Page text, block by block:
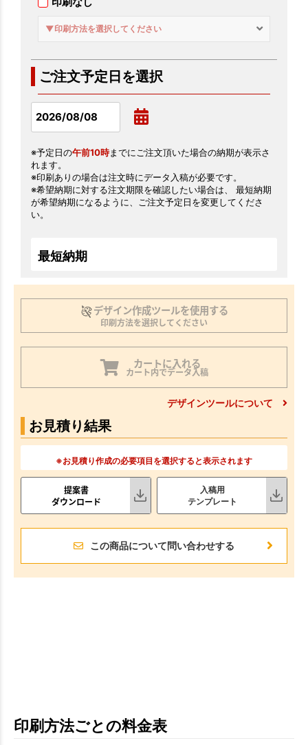
▼印刷方法を選択してください
ご注文予定日を選択
※予定日の午前10時までにご注文頂いた場合の納期が表示さ
れます。
※印刷ありの場合は注文時にデータ入稿が必要です。
※希望納期に対する注文期限を確認したい場合は、 最短納期
が希望納期になるように、ご注文予定日を変更してくださ
い。
最短納期
デザイン作成ツールを使用する
印刷方法を選択してください
カートに入れる
カート内でデータ入稿
デザインツールについて
お見積り結果
※お見積り作成の必要項目を選択すると表示されます
提案書
ダウンロード
入稿用
テンプレート
この商品について問い合わせする
印刷方法ごとの料金表